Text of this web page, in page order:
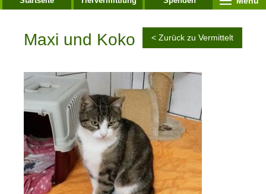
Maxi und Koko < Zurück zu Vermittelt